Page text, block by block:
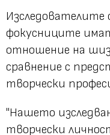
фокусниците
отношение на
сравнение с
творчески
"Нашето
творчески